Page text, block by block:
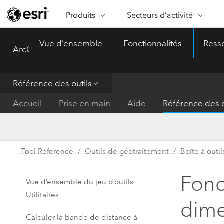
Produits
ARCGIS
ArcGIS Online
Plateforme de cartographie SaaS
Logiciel SIG leader du marché
la cartographie
Secteurs d’activité
SECTEURS D’ACTIVITÉ
Protection de
Fournisseurs d’énergie
Santé et services à la
Administrations nationales
ArcGIS Pro
Vue d’ensemble Fonctionnalités
Référence des outils
Accueil
Prise en main Aide Référence des
Tool Reference Outils de géotraitement Boîte à
Vue d’ensemble du jeu d’outils
Utilitaires
Calculer la bande de distance à